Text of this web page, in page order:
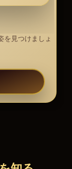
を見つけましょ